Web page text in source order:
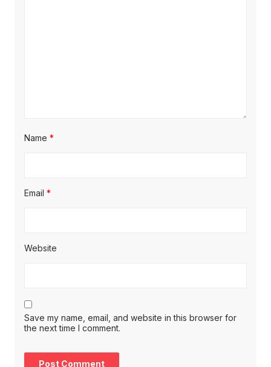
Name *
Email *
Website
Save my name, email, and website in this browser for
the next time I comment.